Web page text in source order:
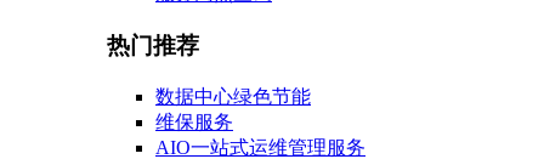
热门推荐
数据中心绿色节能
维保服务
AIO一站式运维管理服务